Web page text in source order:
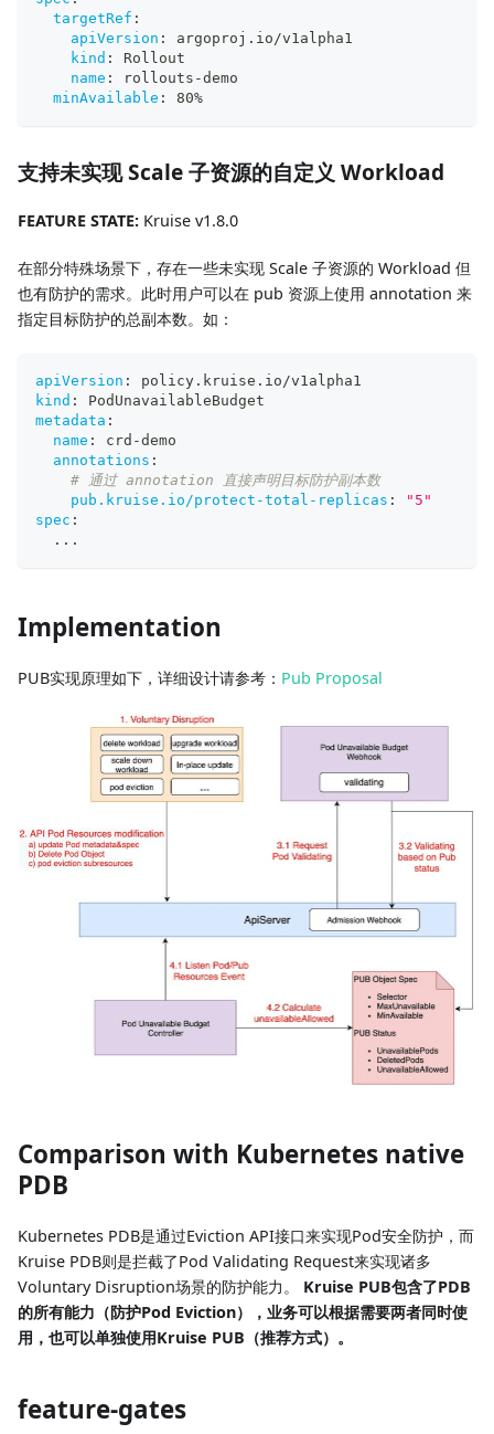
targetRef :
apiVersion :
argoproj.io/v1alpha1
kind :
Rollout
name : rollouts -demo
minAvailable : 80%
支持未实现 Scale 子资源的自定义 Workload
FEATURE STATE: Kruise v1.8.0
在部分特殊场景下，存在一些未实现 Scale 子资源的 Workload 但
也有防护的需求。此时用户可以在 pub 资源上使用 annotation 来
指定目标防护的总副本数。如：
apiVersion :
policy.kruise.io/v1alpha1
kind :
PodUnavailableBudget
metadata :
name : crd -demo
annotations :
# 通过 annotation 直接声明目标防护副本数
pub.kruise.io/protect-total-replicas :
"5"
spec :
...
Implementation
PUB实现原理如下，详细设计请参考： Pub Proposal
Comparison with Kubernetes native
PDB
Kubernetes PDB是通过Eviction API接口来实现Pod安全防护，而
Kruise PDB则是拦截了Pod Validating Request来实现诸多
Voluntary Disruption场景的防护能力。 Kruise PUB包含了PDB
的所有能力（防护Pod Eviction），业务可以根据需要两者同时使
用，也可以单独使用Kruise PUB（推荐方式）。
feature-gates